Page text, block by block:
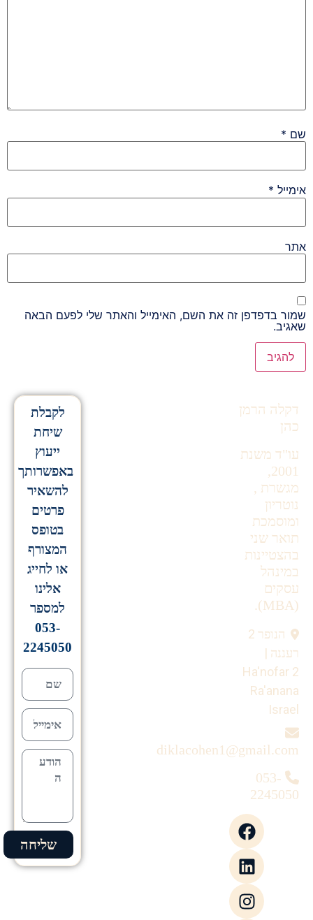
שם *
אימייל *
אתר
שמור בדפדפן זה את השם, האימייל והאתר שלי לפעם הבאה
שאגיב.
דקלה הרמן
כהן
עו"ד משנת
2001,
מגשרת ,
נוטריון
ומוסמכת
תואר שני
בהצטיינות
במינהל
עסקים
(MBA).
הנופר 2
רעננה |
Ha'nofar 2
Ra'anana
Israel
diklacohen1@gmail.com
053-
2245050
לקבלת
שיחת
ייעוץ
באפשרותך
להשאיר
פרטים
בטופס
המצורף
או לחייג
אלינו
למספר
053-
2245050
שליחה
Alternative: